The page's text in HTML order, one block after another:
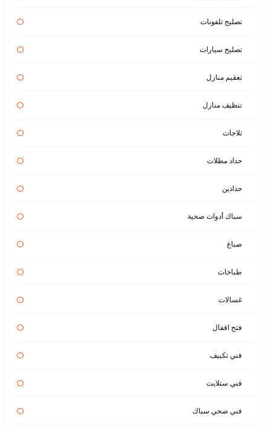
تصليح تلفونات
تصليح سيارات
تعقيم منازل
تنظيف منازل
ثلاجات
حداد مظلات
حدادين
سباك أدوات صحية
صباغ
طباخات
غسالات
فتح اقفال
فني تكييف
فني ستلايت
فني صحي سباك